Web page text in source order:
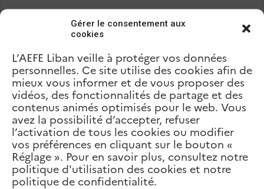
Gérer le consentement aux
cookies
L’AEFE Liban veille à protéger vos données
personnelles. Ce site utilise des cookies afin de
mieux vous informer et de vous proposer des
vidéos, des fonctionnalités de partage et des
contenus animés optimisés pour le web. Vous
avez la possibilité d’accepter, refuser
l’activation de tous les cookies ou modifier
vos préférences en cliquant sur le bouton «
Réglage ». Pour en savoir plus, consultez notre
politique d'utilisation des cookies et notre
politique de confidentialité.
Précédent
Collège des Pères Antonins –
Baabda
suivant
Collège de la Sagesse – Brasilia
Articles Liés